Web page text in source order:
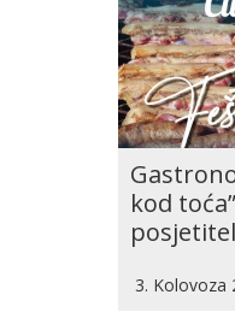
kod
3. Kolovoza